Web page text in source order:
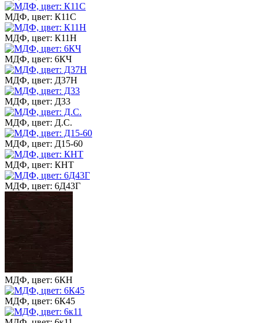
МДФ, цвет: К11С
МДФ, цвет: К11Н
МДФ, цвет: 6КЧ
МДФ, цвет: Д37Н
МДФ, цвет: Д33
МДФ, цвет: Д.С.
МДФ, цвет: Д15-60
МДФ, цвет: КНТ
МДФ, цвет: 6Д43Г
МДФ, цвет: 6КН
МДФ, цвет: 6К45